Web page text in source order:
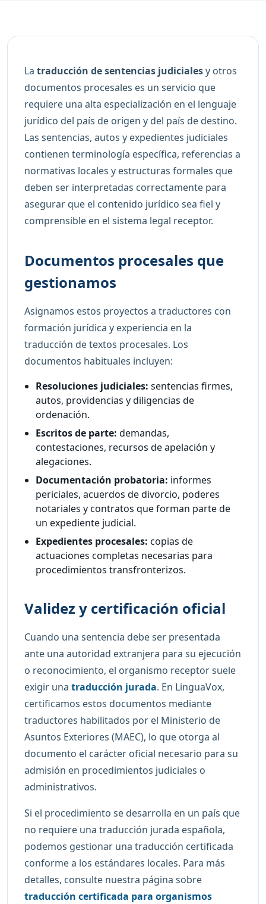
La traducción de sentencias judicialesy otros
documentos procesales es un servicio que
requiere una alta especialización en el lenguaje
jurídico del país de origen y del país de destino.
Las sentencias, autos y expedientes judiciales
contienen terminología específica, referencias a
normativas locales y estructuras formales que
deben ser interpretadas correctamente para
asegurar que el contenido jurídico sea fiel y
comprensible en el sistema legal receptor.
Documentos procesales que
gestionamos
Asignamos estos proyectos a traductores con
formación jurídica y experiencia en la
traducción de textos procesales. Los
documentos habituales incluyen:
Resoluciones judiciales: sentencias firmes,
autos, providencias y diligencias de
ordenación.
Escritos de parte: demandas,
contestaciones, recursos de apelación y
alegaciones.
Documentación probatoria: informes
periciales, acuerdos de divorcio, poderes
notariales y contratos que forman parte de
un expediente judicial.
Expedientes procesales: copias de
actuaciones completas necesarias para
procedimientos transfronterizos.
Validez y certificación oficial
Cuando una sentencia debe ser presentada
ante una autoridad extranjera para su ejecución
o reconocimiento, el organismo receptor suele
exigir una traducción jurada. En LinguaVox,
certificamos estos documentos mediante
traductores habilitados por el Ministerio de
Asuntos Exteriores (MAEC), lo que otorga al
documento el carácter oficial necesario para su
admisión en procedimientos judiciales o
administrativos.
Si el procedimiento se desarrolla en un país que
no requiere una traducción jurada española,
podemos gestionar una traducción certificada
conforme a los estándares locales. Para más
detalles, consulte nuestra página sobre
traducción certificada para organismos